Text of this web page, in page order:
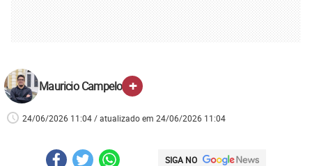
Mauricio Campelo +
24/06/2026 11:04 / atualizado em 24/06/2026 11:04
SIGA NO